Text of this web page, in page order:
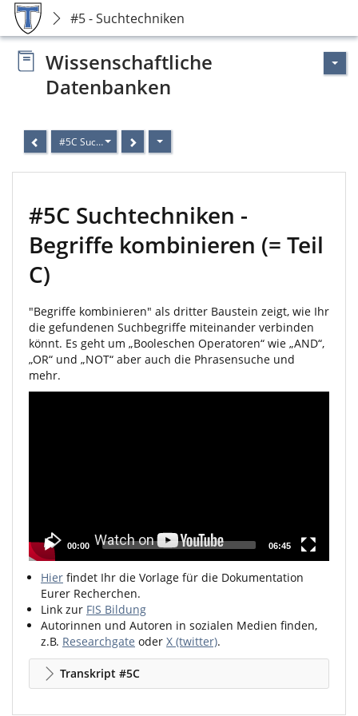
#5 - Suchtechniken
Wissenschaftliche
Datenbanken
#5C Suchtechniken - Begriffe kombinieren (= Teil C)
#5C Suchtechniken -
Begriffe kombinieren (= Teil
C)
"Begriffe kombinieren" als dritter Baustein zeigt, wie Ihr
die gefundenen Suchbegriffe miteinander verbinden
könnt. Es geht um „Booleschen Operatoren“ wie „AND“,
„OR“ und „NOT“ aber auch die Phrasensuche und
mehr.
00:00 06:45
Hier findet Ihr die Vorlage für die Dokumentation
Eurer Recherchen.
Link zur FIS Bildung
Autorinnen und Autoren in sozialen Medien finden,
z.B. Researchgate oder X (twitter).
Transkript #5C